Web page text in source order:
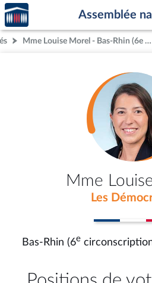
Aller au contenu
Aller en bas de la page
Accèder
à la
page
d'accueil
Assemblée
Mme Louise Morel - Bas-Rhin (6e circonscription)
Mme
Les
Bas-Rhin (6e